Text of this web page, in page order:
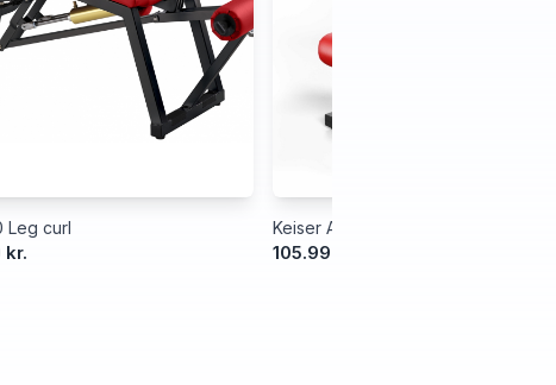
Leg curl
kr.
Keiser Air300 Leg Extension
105.999,00 kr.